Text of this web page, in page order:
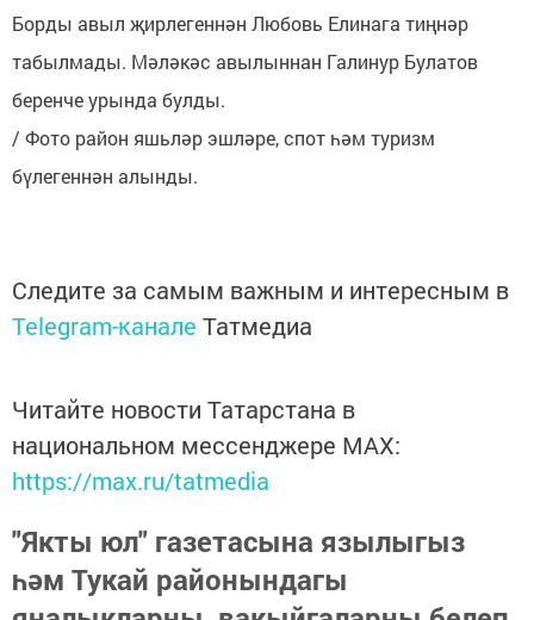
Борды авыл җирлегеннән Любовь Елинага тиңнәр
табылмады. Мәләкәс авылыннан Галинур Булатов
беренче урында булды.
/ Фото район яшьләр эшләре, спот һәм туризм
бүлегеннән алынды.
Следите за самым важным и интересным в
Telegram-канале Татмедиа
Читайте новости Татарстана в
национальном мессенджере MАХ:
https://max.ru/tatmedia
"Якты юл" газетасына язылыгыз
һәм Тукай районындагы